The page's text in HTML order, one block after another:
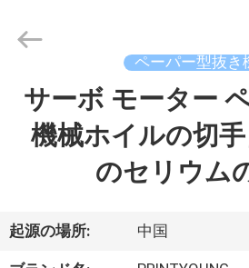
家
ダ
2015
International
Industry
Reserved.
ペーパー型抜き
サーボ モーター
機械ホイルの切
のセリウム
起源の場所: 中国